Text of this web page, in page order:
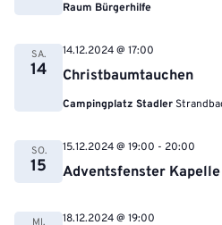
Raum Bürgerhilfe
SA.
14 Christbaumtauchen
14.12.2024 @ 17:00
Campingplatz Stadler
SO.
15 Adventsfenster
15.12.2024 @ 19:00 - 20:00
MI. 18.12.2024 @ 19:00